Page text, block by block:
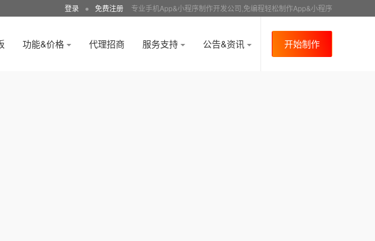
登录 ● 免费注册 专业手机App&小程序制作开发公司,免编程轻松制作App&小程序
功能&价格 代理招商 服务支持 公告&资讯 开始制作